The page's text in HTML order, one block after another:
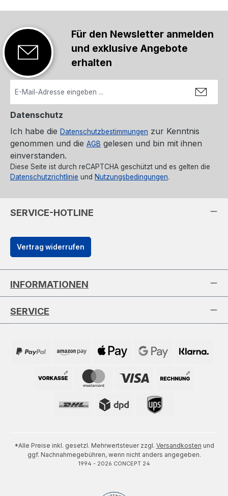
Für den Newsletter anmelden
und exklusive Angebote
erhalten
Datenschutz
Ich habe die Datenschutzbestimmungen zur Kenntnis
genommen und die AGB gelesen und bin mit ihnen
einverstanden.
Diese Seite ist durch reCAPTCHA geschützt und es gelten die
Datenschutzrichtlinie und Nutzungsbedingungen.
SERVICE-HOTLINE
Vertrag widerrufen
INFORMATIONEN
SERVICE
*Alle Preise inkl. gesetzl. Mehrwertsteuer zzgl. Versandkosten und
ggf. Nachnahmegebühren, wenn nicht anders angegeben.
1994 - 2026 CONCEPT 24